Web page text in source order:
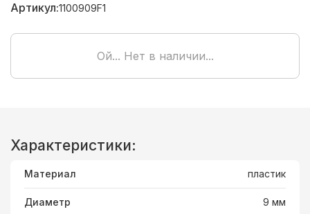
Артикул:1100909F1
Ой... Нет в наличии...
Характеристики:
Материал пластик
Диаметр 9 мм